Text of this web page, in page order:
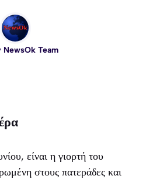
NewsOk Team
είναι η γιορτή του
στους πατεράδες και